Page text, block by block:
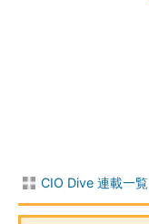
CIO Dive 連載一覧